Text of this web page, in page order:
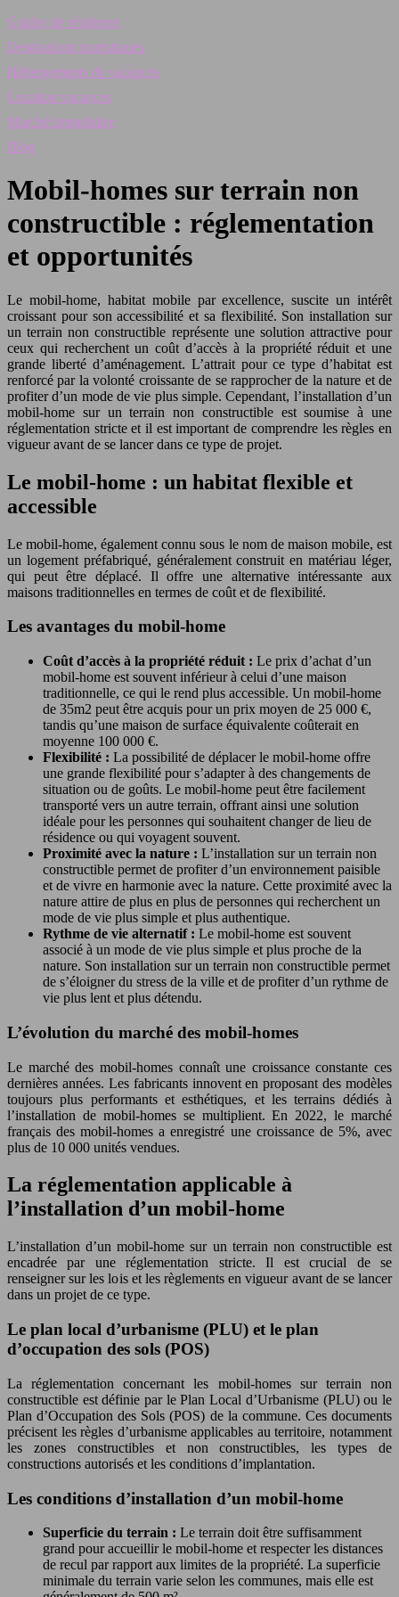
Guides de résidence
Destinations touristiques
Hébergements de vacances
Location vacances
Marché immobilier
Blog
Mobil-homes sur terrain non
constructible : réglementation
et opportunités
Le mobil-home, habitat mobile par excellence, suscite un intérêt
croissant pour son accessibilité et sa flexibilité. Son installation sur
un terrain non constructible représente une solution attractive pour
ceux qui recherchent un coût d’accès à la propriété réduit et une
grande liberté d’aménagement. L’attrait pour ce type d’habitat est
renforcé par la volonté croissante de se rapprocher de la nature et de
profiter d’un mode de vie plus simple. Cependant, l’installation d’un
mobil-home sur un terrain non constructible est soumise à une
réglementation stricte et il est important de comprendre les règles en
vigueur avant de se lancer dans ce type de projet.
Le mobil-home : un habitat flexible et
accessible
Le mobil-home, également connu sous le nom de maison mobile, est
un logement préfabriqué, généralement construit en matériau léger,
qui peut être déplacé. Il offre une alternative intéressante aux
maisons traditionnelles en termes de coût et de flexibilité.
Les avantages du mobil-home
Coût d’accès à la propriété réduit : Le prix d’achat d’un
mobil-home est souvent inférieur à celui d’une maison
traditionnelle, ce qui le rend plus accessible. Un mobil-home
de 35m2 peut être acquis pour un prix moyen de 25 000 €,
tandis qu’une maison de surface équivalente coûterait en
moyenne 100 000 €.
Flexibilité : La possibilité de déplacer le mobil-home offre
une grande flexibilité pour s’adapter à des changements de
situation ou de goûts. Le mobil-home peut être facilement
transporté vers un autre terrain, offrant ainsi une solution
idéale pour les personnes qui souhaitent changer de lieu de
résidence ou qui voyagent souvent.
Proximité avec la nature : L’installation sur un terrain non
constructible permet de profiter d’un environnement paisible
et de vivre en harmonie avec la nature. Cette proximité avec la
nature attire de plus en plus de personnes qui recherchent un
mode de vie plus simple et plus authentique.
Rythme de vie alternatif : Le mobil-home est souvent
associé à un mode de vie plus simple et plus proche de la
nature. Son installation sur un terrain non constructible permet
de s’éloigner du stress de la ville et de profiter d’un rythme de
vie plus lent et plus détendu.
L’évolution du marché des mobil-homes
Le marché des mobil-homes connaît une croissance constante ces
dernières années. Les fabricants innovent en proposant des modèles
toujours plus performants et esthétiques, et les terrains dédiés à
l’installation de mobil-homes se multiplient. En 2022, le marché
français des mobil-homes a enregistré une croissance de 5%, avec
plus de 10 000 unités vendues.
La réglementation applicable à
l’installation d’un mobil-home
L’installation d’un mobil-home sur un terrain non constructible est
encadrée par une réglementation stricte. Il est crucial de se
renseigner sur les lois et les règlements en vigueur avant de se lancer
dans un projet de ce type.
Le plan local d’urbanisme (PLU) et le plan
d’occupation des sols (POS)
La réglementation concernant les mobil-homes sur terrain non
constructible est définie par le Plan Local d’Urbanisme (PLU) ou le
Plan d’Occupation des Sols (POS) de la commune. Ces documents
précisent les règles d’urbanisme applicables au territoire, notamment
les zones constructibles et non constructibles, les types de
constructions autorisés et les conditions d’implantation.
Les conditions d’installation d’un mobil-home
Superficie du terrain : Le terrain doit être suffisamment
grand pour accueillir le mobil-home et respecter les distances
de recul par rapport aux limites de la propriété. La superficie
minimale du terrain varie selon les communes, mais elle est